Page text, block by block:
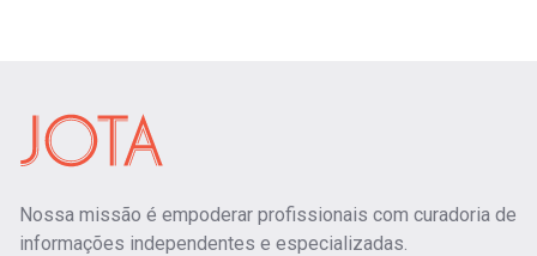
Nossa missão é empoderar profissionais com curadoria de
informações independentes e especializadas.